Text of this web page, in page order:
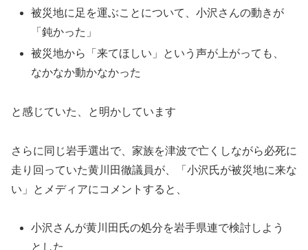
被災地に足を運ぶことについて、小沢さんの動きが
「鈍かった」
被災地から「来てほしい」という声が上がっても、
なかなか動かなかった
と感じていた、と明かしています
さらに同じ岩手選出で、家族を津波で亡くしながら必死に
走り回っていた黄川田徹議員が、「小沢氏が被災地に来な
い」とメディアにコメントすると、
小沢さんが黄川田氏の処分を岩手県連で検討しよう
とした